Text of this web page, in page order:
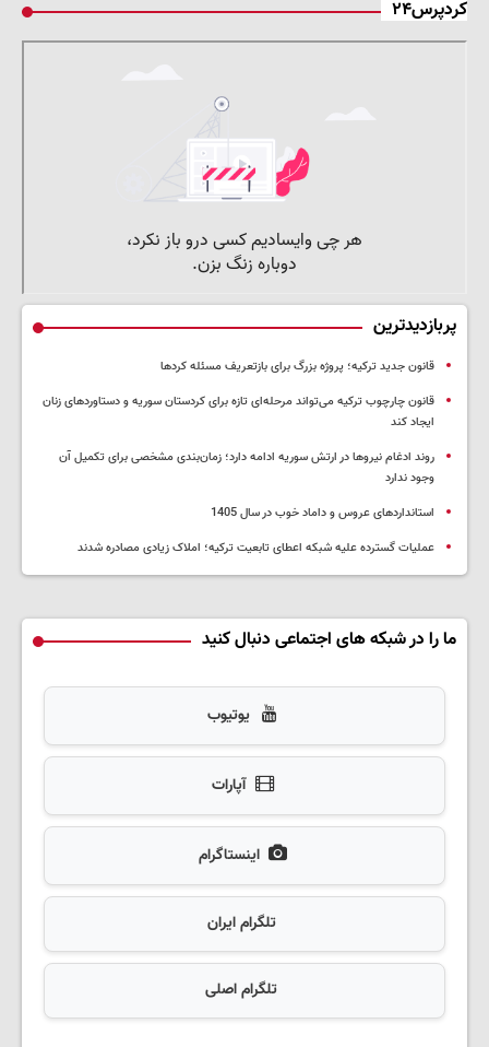
کردپرس۲۴
پربازدیدترین
قانون جدید ترکیه؛ پروژه بزرگ‌ برای بازتعریف مسئله کردها
قانون چارچوب ترکیه می‌تواند مرحله‌ای تازه برای کردستان سوریه و دستاوردهای زنان
ایجاد کند
روند ادغام نیروها در ارتش سوریه ادامه دارد؛ زمان‌بندی مشخصی برای تکمیل آن
وجود ندارد
استانداردهای عروس و داماد خوب در سال 1405
عملیات گسترده علیه شبکه اعطای تابعیت ترکیه؛ املاک زیادی مصادره شدند
ما را در شبکه های اجتماعی دنبال کنید
یوتیوب
آپارات
اینستاگرام
تلگرام ایران
تلگرام اصلی